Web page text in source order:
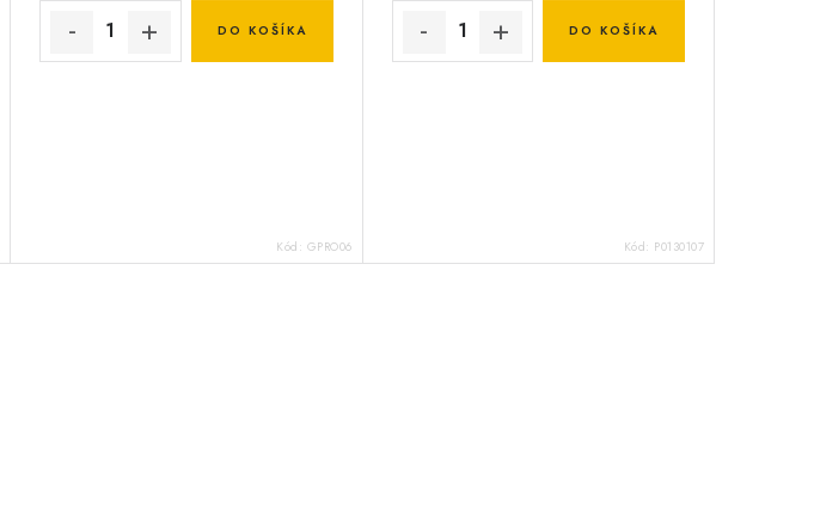
DO KOŠÍKA
Kód: GPRO06
DO KOŠÍKA
Kód: P0130107